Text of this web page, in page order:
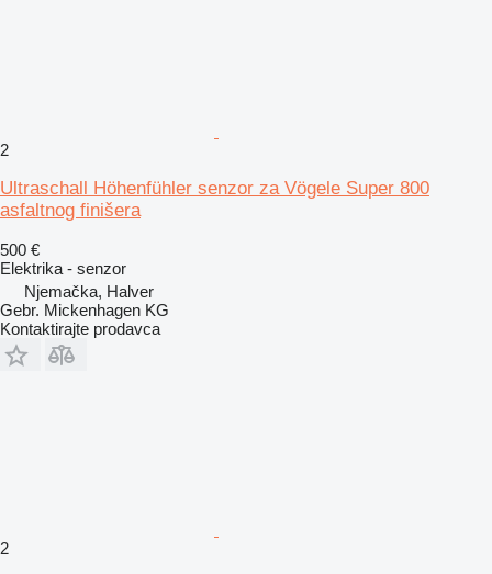
2
Ultraschall Höhenfühler senzor za Vögele Super 800
asfaltnog finišera
500 €
Elektrika - senzor
Njemačka, Halver
Gebr. Mickenhagen KG
Kontaktirajte prodavca
2